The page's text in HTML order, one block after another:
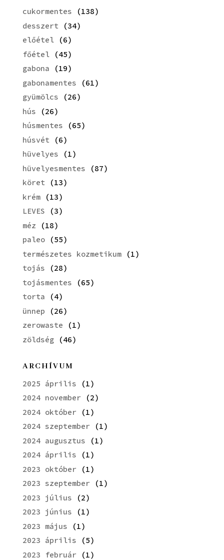
cukormentes (138)
desszert (34)
előétel(6)
főétel(45)
gabona (19)
gabonamentes (61)
gyümölcs (26)
hús (26)
húsmentes (65)
húsvét (6)
hüvelyes (1)
hüvelyesmentes (87)
köret (13)
krém(13)
LEVES (3)
méz (18)
paleo(55)
természetes kozmetikum(1)
tojás (28)
tojásmentes (65)
torta (4)
ünnep (26)
zerowaste (1)
zöldség(46)
ARCHÍVUM
2025 április (1)
2024 november (2)
2024 október (1)
2024 szeptember (1)
2024 augusztus (1)
2024 április (1)
2023 október (1)
2023 szeptember (1)
2023 július (2)
2023 június (1)
2023 május (1)
2023 április (5)
2023 február (1)